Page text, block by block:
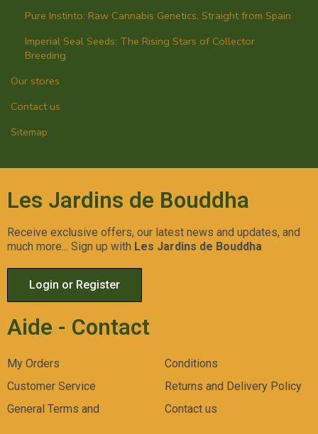
Pure Instinto: Raw Cannabis Genetics, Straight from Spain
Imperial Seal Seeds: The Rising Stars of Collector
Breeding
Our stores
Contact us
Sitemap
Les Jardins de Bouddha
Receive exclusive offers, our latest news and updates, and
much more... Sign up with Les Jardins de Bouddha
Login or Register
Aide - Contact
My Orders
Customer Service
General Terms and
Conditions
Returns and Delivery Policy
Contact us